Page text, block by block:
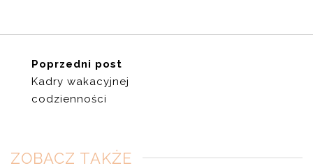
Poprzedni post
Kadry wakacyjnej
codzienności
ZOBACZ TAKŻE